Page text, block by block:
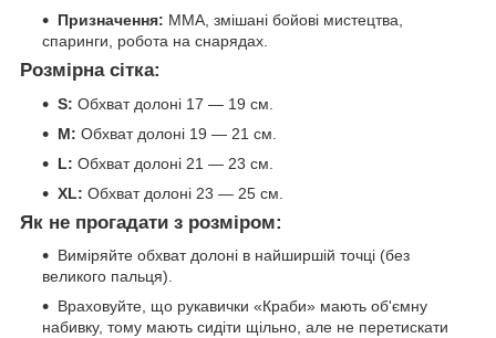
Призначення: ММА, змішані бойові мистецтва,
спаринги, робота на снарядах.
Розмірна сітка:
S: Обхват долоні 17 — 19 см.
M: Обхват долоні 19 — 21 см.
L: Обхват долоні 21 — 23 см.
XL: Обхват долоні 23 — 25 см.
Як не прогадати з розміром:
Виміряйте обхват долоні в найширшій точці (без
великого пальця).
Враховуйте, що рукавички «Краби» мають об'ємну
набивку, тому мають сидіти щільно, але не перетискати